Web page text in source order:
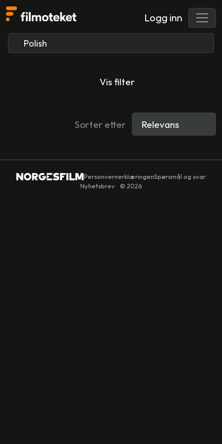
Logg inn
Vis filter
Sorter etter
PersonvernerklæringenSpørsmål og svar
Nyhetsbrev
© 2026